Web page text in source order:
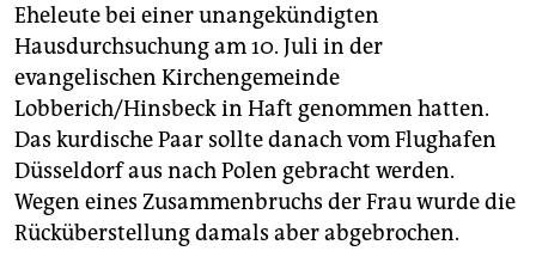
Eheleute bei einer unangekündigten
Hausdurchsuchung am 10. Juli in der
evangelischen Kirchengemeinde
Lobberich/Hinsbeck in Haft genommen hatten.
Das kurdische Paar sollte danach vom Flughafen
Düsseldorf aus nach Polen gebracht werden.
Wegen eines Zusammenbruchs der Frau wurde die
Rücküberstellung damals aber abgebrochen.